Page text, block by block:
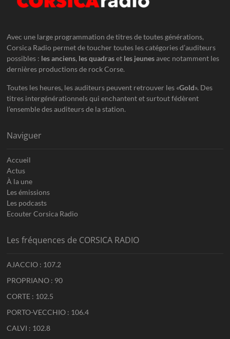
Avec une large programmation de titres de toutes générations,
Corsica Radio permet de toucher toutes les catégories d’auditeurs
possibles : les anciens, les quadraset les jeunesavec notamment les
dernières productions de rock Corse.
Toutes les heures, les auditeurs peuvent retrouver les «Gold». Des
titres intergénérationnels qui enchantent et surtout fédèrent
l’ensemble des auditeurs de la station.
Naviguer
Accueil
Actus
À la une
Les émissions
Les podcasts
Ecouter Corsica Radio
Les fréquences de CORSICA RADIO
AJACCIO : 107.2
PROPRIANO : 90
CORTE : 102.5
PORTO-VECCHIO : 106.4
CALVI : 102.8